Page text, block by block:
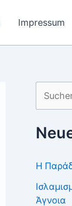
Impressum
Suchen
nach:
Η
Άγνοια